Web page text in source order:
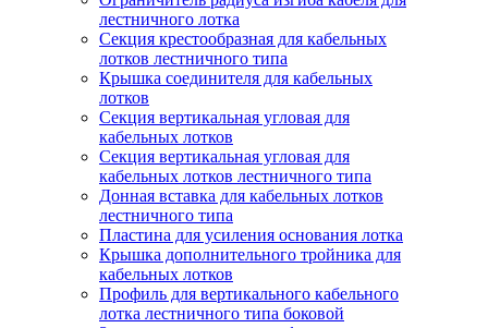
лестничного лотка
Секция крестообразная для кабельных
лотков лестничного типа
Крышка соединителя для кабельных
лотков
Секция вертикальная угловая для
кабельных лотков
Секция вертикальная угловая для
кабельных лотков лестничного типа
Донная вставка для кабельных лотков
лестничного типа
Пластина для усиления основания лотка
Крышка дополнительного тройника для
кабельных лотков
Профиль для вертикального кабельного
лотка лестничного типа боковой